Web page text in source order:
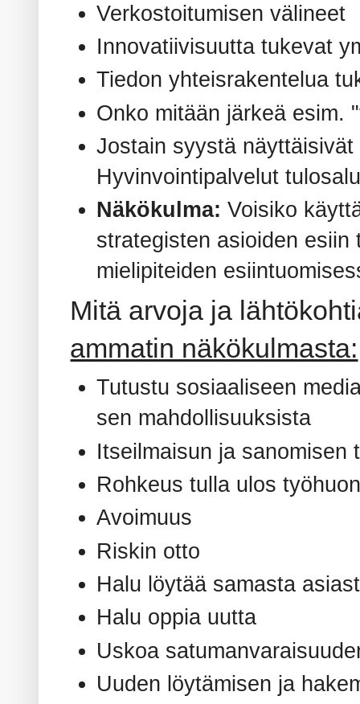
Verkostoitumisen välineet
Innovatiivisuutta tukevat
Tiedon yhteisrakentelua
Onko mitään järkeä esim.
Jostain syystä
Hyvinvointipalvelut
Näkökulma:Voisiko
strategisten asioiden
mielipiteiden
Mitä arvoja ja
ammatin näkökulmasta:
Tutustu sosiaaliseen
sen mahdollisuuksista
Itseilmaisun ja sanomisen
Rohkeus tulla ulos
Avoimuus
Riskin otto
Halu löytää samasta
Halu oppia uutta
Uskoa
Uuden löytämisen ja